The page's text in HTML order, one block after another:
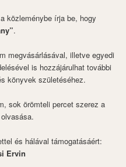
közleménybe írja be, hogy
.
megvásárlásával, illetve egyedi
is hozzájárulhat további
könyvek születéséhez.
sok örömteli percet szerez a
és hálával támogatásáért:
Ervin